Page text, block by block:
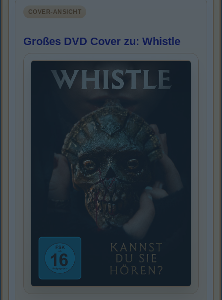
COVER-ANSICHT
Großes DVD Cover zu: Whistle